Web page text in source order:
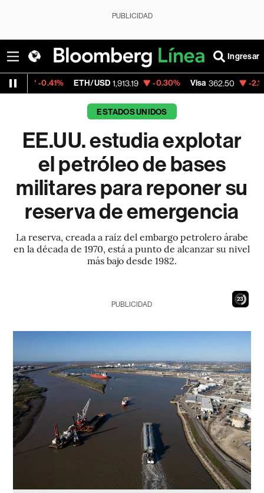
PUBLICIDAD
Ingresar
ETH/USD 1,913.19 -0.30% Visa 362.50 -2.15%
ESTADOS UNIDOS
EE.UU. estudia explotar
el petróleo de bases
militares para reponer su
reserva de emergencia
La reserva, creada a raíz del embargo petrolero árabe
en la década de 1970, está a punto de alcanzar su nivel
más bajo desde 1982.
21
PUBLICIDAD